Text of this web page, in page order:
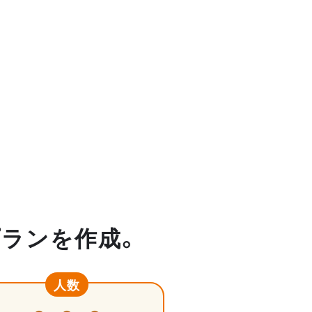
ンを作成。
人数